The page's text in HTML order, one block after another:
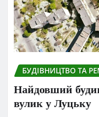
БУДІВНИЦТВО ТА
Найдовший
вулик у Луцьку